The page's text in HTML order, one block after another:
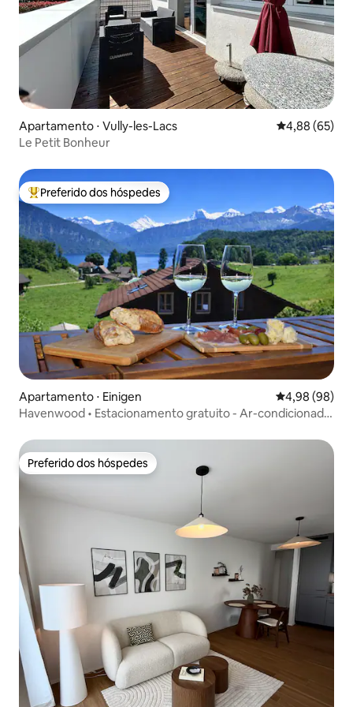
Apartamento ⋅ Vully-les-Lacs 4,88 de uma
4,88 (65)
Le Petit Bonheur
Entre os melhores preferidos dos hóspedes
Preferido dos hóspedes
Apartamento ⋅ Einigen 4,98 de uma
4,98 (98)
Havenwood • Estacionamento gratuito - Ar-condicionado
Preferido dos hóspedes
Preferido dos hóspedes